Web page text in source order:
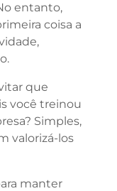
entanto,
coisa a
que
você treinou
Simples,
valorizá-los
manter